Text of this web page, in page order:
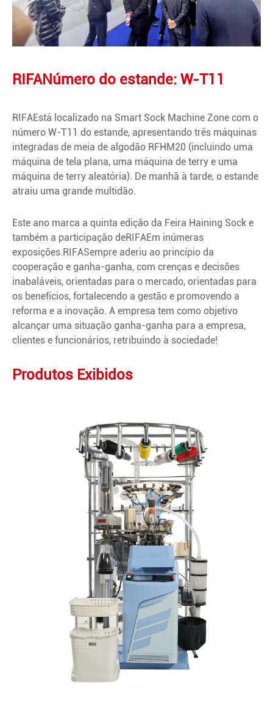
RIFANúmero do estande: W-T11
RIFAEstá localizado na Smart Sock Machine Zone com o
número W-T11 do estande, apresentando três máquinas
integradas de meia de algodão RFHM20 (incluindo uma
máquina de tela plana, uma máquina de terry e uma
máquina de terry aleatória). De manhã à tarde, o estande
atraiu uma grande multidão.
Este ano marca a quinta edição da Feira Haining Sock e
também a participação deRIFAEm inúmeras
exposições.RIFASempre aderiu ao princípio da
cooperação e ganha-ganha, com crenças e decisões
inabaláveis, orientadas para o mercado, orientadas para
os benefícios, fortalecendo a gestão e promovendo a
reforma e a inovação. A empresa tem como objetivo
alcançar uma situação ganha-ganha para a empresa,
clientes e funcionários, retribuindo à sociedade!
Produtos Exibidos